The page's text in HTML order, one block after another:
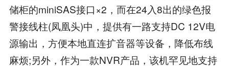
储柜的miniSAS接口×2，而在24入8出的绿色报
警接线柱(凤凰头)中，提供有一路支持DC 12V电
源输出，方便本地直连扩音器等设备，降低布线
麻烦;另外，作为一款NVR产品，该机罕见地支持